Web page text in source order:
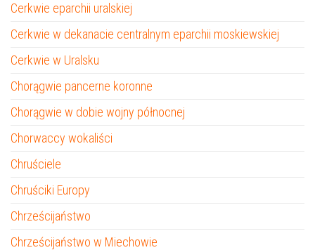
Cerkwie eparchii uralskiej
Cerkwie w dekanacie centralnym eparchii moskiewskiej
Cerkwie w Uralsku
Chorągwie pancerne koronne
Chorągwie w dobie wojny północnej
Chorwaccy wokaliści
Chruściele
Chruściki Europy
Chrześcijaństwo
Chrześcijaństwo w Miechowie